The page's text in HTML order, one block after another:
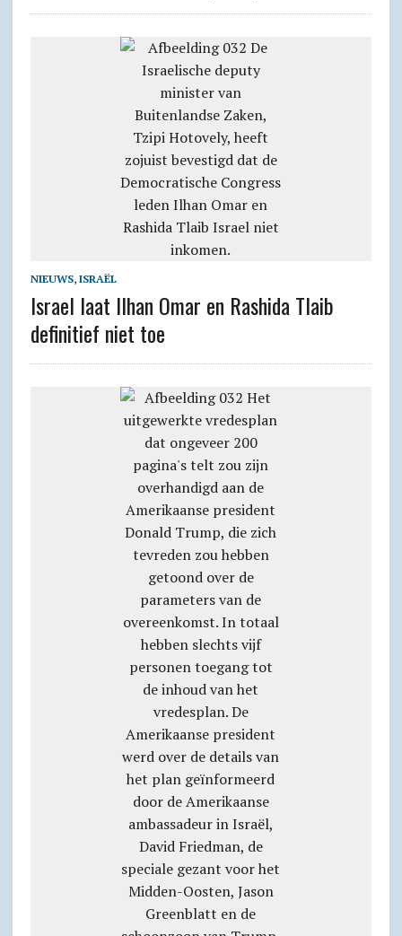
NIEUWS, ISRAËL
Israel laat Ilhan Omar en Rashida Tlaib
definitief niet toe